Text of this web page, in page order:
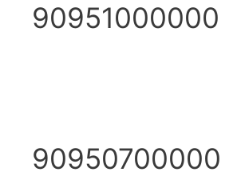
90951000000
90950700000